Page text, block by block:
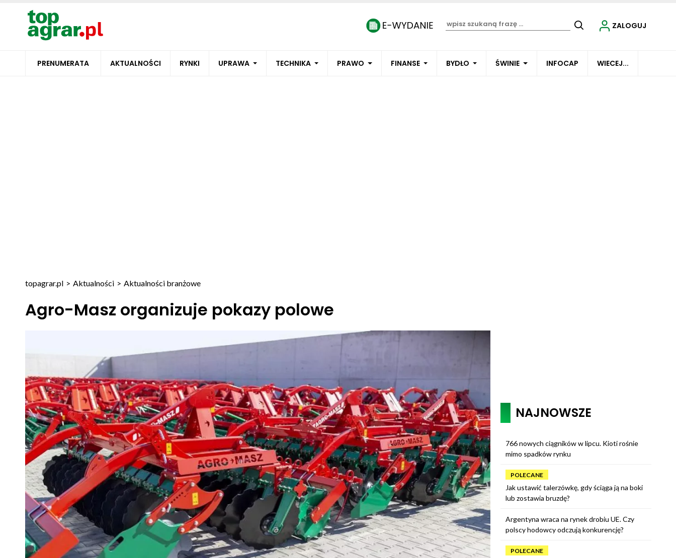
PRENUMERATA AKTUALNOŚCI RYNKI UPRAWA TECHNIKA PRAWO FINANSE BYDŁO ŚWINIE INFOCAP WIECEJ...
ZALOGUJ
topagrar.pl > Aktualności > Aktualności branżowe
Agro-Masz organizuje pokazy polowe
NAJNOWSZE
766 nowych ciągników w lipcu. Kioti rośnie
mimo spadków rynku
POLECANE
Jak ustawić talerzówkę, gdy ściąga ją na boki
lub zostawia bruzdę?
Argentyna wraca na rynek drobiu UE. Czy
polscy hodowcy odczują konkurencję?
POLECANE